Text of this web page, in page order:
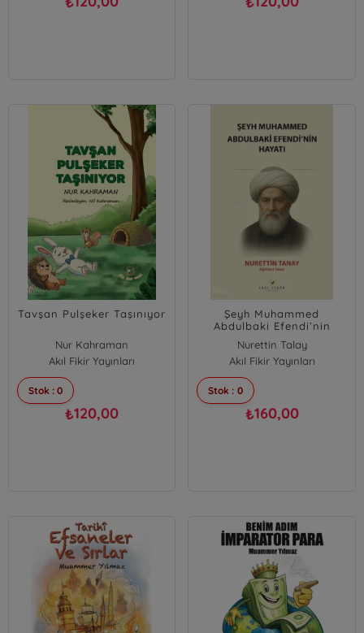
Tavşan Pulşeker Taşınıyor
Nur Kahraman
Akıl Fikir Yayınları
Stok : 0
₺120,00
Şeyh Muhammed
Abdulbaki Efendi’nin
Nurettin Talay
Akıl Fikir Yayınları
Stok : 0
₺160,00